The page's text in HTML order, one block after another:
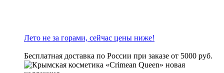
Лето не за горами, сейчас цены ниже!
Бесплатная доставка по России при заказе от 5000 руб.